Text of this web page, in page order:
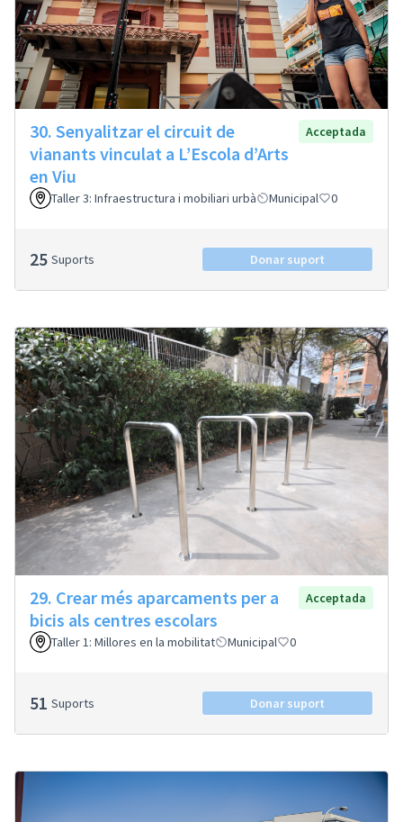
30. Senyalitzar el circuit de
vianants vinculat a L’Escola d’Arts
en Viu
Acceptada
Taller 3: Infraestructura i mobiliari urbà Municipal 0
25 Suports Donar suport
29. Crear més aparcaments per a
bicis als centres escolars
Acceptada
Taller 1: Millores en la mobilitat Municipal 0
51 Suports Donar suport